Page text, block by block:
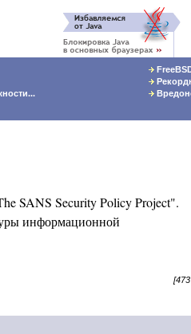
SANS Security Policy Project".
информационной